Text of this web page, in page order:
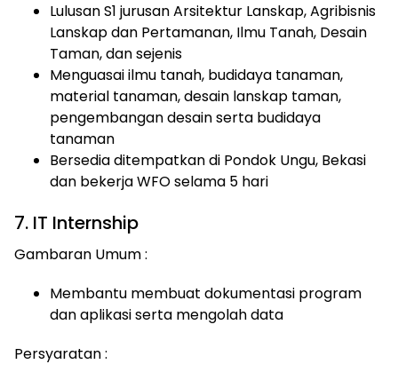
Lulusan S1 jurusan Arsitektur Lanskap, Agribisnis
Lanskap dan Pertamanan, Ilmu Tanah, Desain
Taman, dan sejenis
Menguasai ilmu tanah, budidaya tanaman,
material tanaman, desain lanskap taman,
pengembangan desain serta budidaya
tanaman
Bersedia ditempatkan di Pondok Ungu, Bekasi
dan bekerja WFO selama 5 hari
7. IT Internship
Gambaran Umum :
Membantu membuat dokumentasi program
dan aplikasi serta mengolah data
Persyaratan :